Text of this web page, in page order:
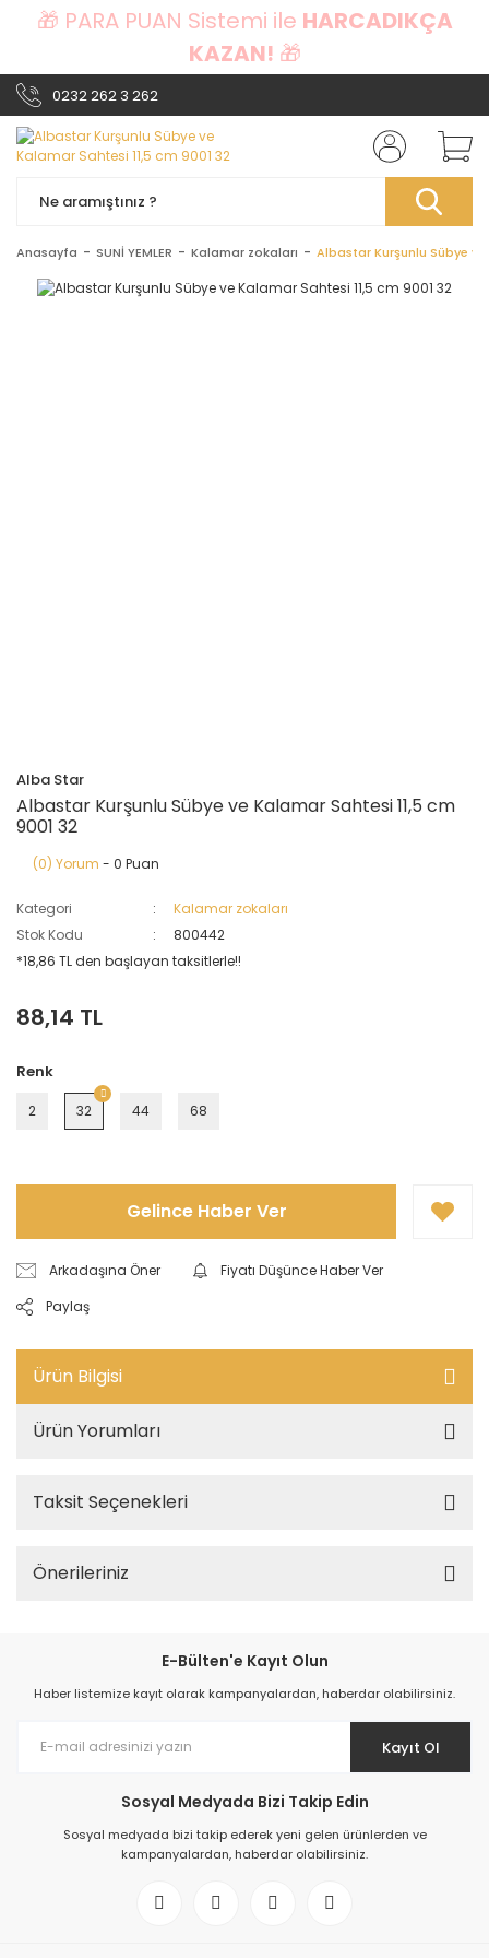
🎁 PARA PUAN Sistemi ile HARCADIKÇA
KAZAN! 🎁
0232 262 3 262
Anasayfa SUNİ YEMLER Kalamar zokaları Albastar Kurşunlu Sübye ve
Alba Star
Albastar Kurşunlu Sübye ve Kalamar Sahtesi 11,5 cm
9001 32
(0) Yorum - 0 Puan
Kategori
Kalamar zokaları
Stok Kodu
800442
*18,86 TL den başlayan taksitlerle!!
88,14 TL
Renk
2 32 44 68
Gelince Haber Ver
Arkadaşına Öner
Fiyatı Düşünce Haber Ver
Paylaş
Ürün Bilgisi
Ürün Yorumları
Taksit Seçenekleri
Önerileriniz
E-Bülten'e Kayıt Olun
Haber listemize kayıt olarak kampanyalardan, haberdar olabilirsiniz.
Kayıt Ol
Sosyal Medyada Bizi Takip Edin
Sosyal medyada bizi takip ederek yeni gelen ürünlerden ve
kampanyalardan, haberdar olabilirsiniz.